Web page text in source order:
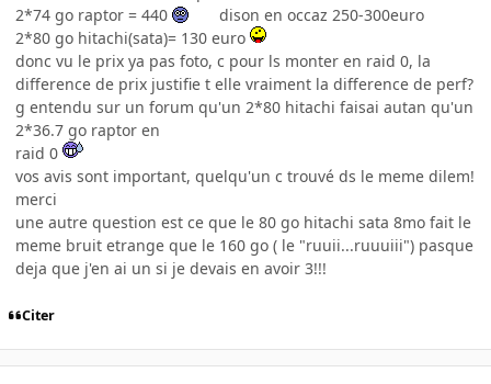
2*74 go raptor = 440
dison en occaz 250-300euro
2*80 go hitachi(sata)= 130 euro
donc vu le prix ya pas foto, c pour ls monter en raid 0, la
difference de prix justifie t elle vraiment la difference de perf?
g entendu sur un forum qu'un 2*80 hitachi faisai autan qu'un
2*36.7 go raptor en
raid 0
vos avis sont important, quelqu'un c trouvé ds le meme dilem!
merci
une autre question est ce que le 80 go hitachi sata 8mo fait le
meme bruit etrange que le 160 go ( le "ruuii...ruuuiii") pasque
deja que j'en ai un si je devais en avoir 3!!!
Citer